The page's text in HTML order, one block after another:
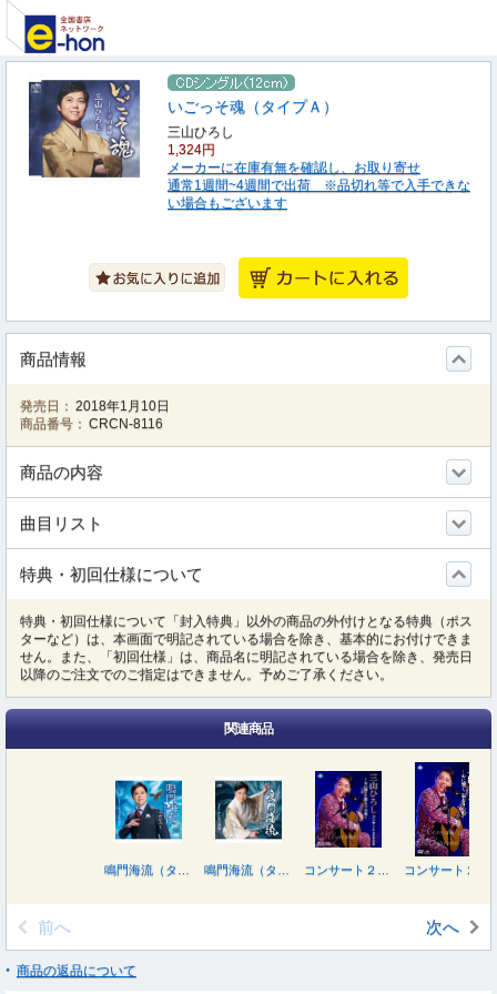
いごっそ魂（タイプＡ）
三山ひろし
1,324円
メーカーに在庫有無を確認し、お取り寄せ
通常1週間~4週間で出荷 ※品切れ等で入手できな
い場合もございます
商品情報
発売日： 2018年1月10日
商品番号： CRCN-8116
商品の内容
曲目リスト
特典・初回仕様について
特典・初回仕様について「封入特典」以外の商品の外付けとなる特典（ポス
ターなど）は、本画面で明記されている場合を除き、基本的にお付けできま
せん。また、「初回仕様」は、商品名に明記されている場合を除き、発売日
以降のご注文でのご指定はできません。予めご了承ください。
関連商品
前へ 次へ
商品の返品について